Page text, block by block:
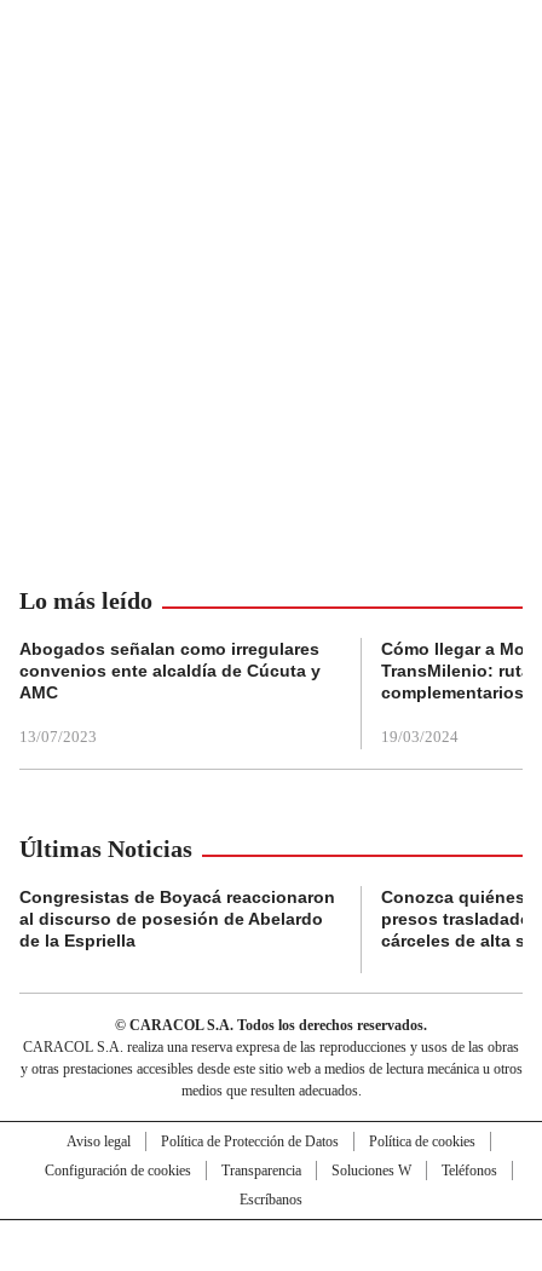
Lo más leído
Abogados señalan como irregulares
convenios ente alcaldía de Cúcuta y
AMC
13/07/2023
Cómo llegar a
TransMilenio:
complementarios
19/03/2024
Últimas Noticias
Congresistas de Boyacá reaccionaron
al discurso de posesión de Abelardo
de la Espriella
Conozca quiénes
presos
cárceles de alta
© CARACOL S.A. Todos los derechos reservados.
CARACOL S.A. realiza una reserva expresa de las reproducciones y usos de las obras
y otras prestaciones accesibles desde este sitio web a medios de lectura mecánica u otros
medios que resulten adecuados.
Aviso legal Política de Protección de Datos
Política de cookies
Configuración de cookies
Transparencia Soluciones W
Teléfonos
Escríbanos